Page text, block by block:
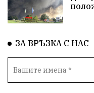
ЗА ВРЪЗКА С НАС